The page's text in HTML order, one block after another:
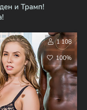
и Трамп!
1 108
100%